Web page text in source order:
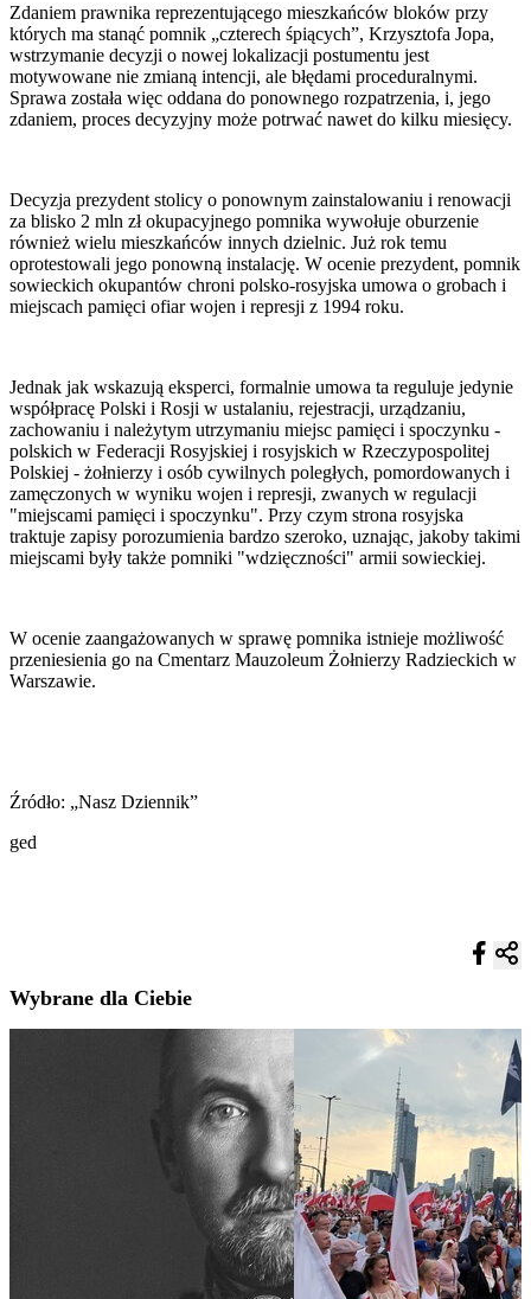
Zdaniem prawnika reprezentującego mieszkańców bloków przy
których ma stanąć pomnik „czterech śpiących”, Krzysztofa Jopa,
wstrzymanie decyzji o nowej lokalizacji postumentu jest
motywowane nie zmianą intencji, ale błędami proceduralnymi.
Sprawa została więc oddana do ponownego rozpatrzenia, i, jego
zdaniem, proces decyzyjny może potrwać nawet do kilku miesięcy.
Decyzja prezydent stolicy o ponownym zainstalowaniu i renowacji
za blisko 2 mln zł okupacyjnego pomnika wywołuje oburzenie
również wielu mieszkańców innych dzielnic. Już rok temu
oprotestowali jego ponowną instalację. W ocenie prezydent, pomnik
sowieckich okupantów chroni polsko-rosyjska umowa o grobach i
miejscach pamięci ofiar wojen i represji z 1994 roku.
Jednak jak wskazują eksperci, formalnie umowa ta reguluje jedynie
współpracę Polski i Rosji w ustalaniu, rejestracji, urządzaniu,
zachowaniu i należytym utrzymaniu miejsc pamięci i spoczynku -
polskich w Federacji Rosyjskiej i rosyjskich w Rzeczypospolitej
Polskiej - żołnierzy i osób cywilnych poległych, pomordowanych i
zamęczonych w wyniku wojen i represji, zwanych w regulacji
"miejscami pamięci i spoczynku". Przy czym strona rosyjska
traktuje zapisy porozumienia bardzo szeroko, uznając, jakoby takimi
miejscami były także pomniki "wdzięczności" armii sowieckiej.
W ocenie zaangażowanych w sprawę pomnika istnieje możliwość
przeniesienia go na Cmentarz Mauzoleum Żołnierzy Radzieckich w
Warszawie.
Źródło: „Nasz Dziennik”
ged
Wybrane dla Ciebie